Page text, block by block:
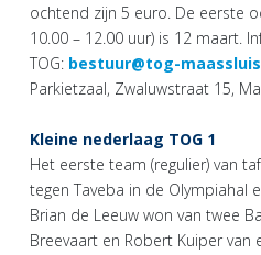
ochtend zijn 5 euro. De eerste
10.00 – 12.00 uur) is 12 maart.
TOG: bestuur@tog-
Parkietzaal, Zwaluwstraat 15,
Kleine nederlaag TOG 1
Het eerste team (regulier) van
tegen Taveba in de Olympiahal
Brian de Leeuw won van twee
Breevaart en Robert Kuiper